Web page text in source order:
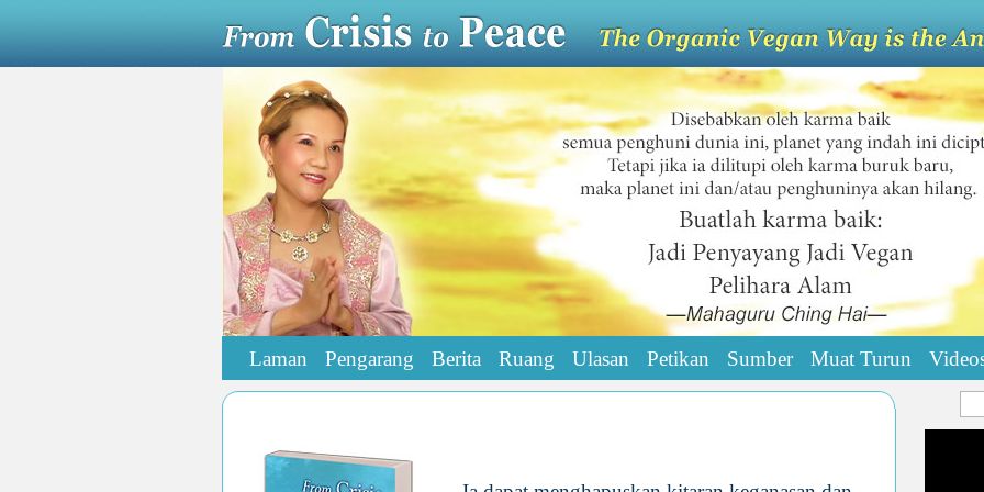
Laman Pengarang Berita Ruang Ulasan Petikan Sumber Muat Turun